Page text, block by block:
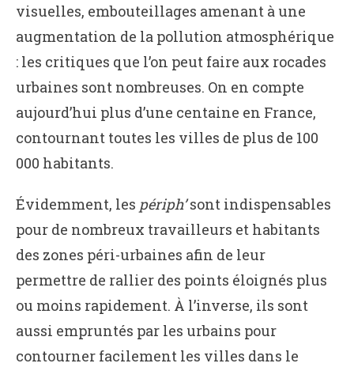
visuelles, embouteillages amenant à une
augmentation de la pollution atmosphérique
: les critiques que l’on peut faire aux rocades
urbaines sont nombreuses. On en compte
aujourd’hui plus d’une centaine en France,
contournant toutes les villes de plus de 100
000 habitants.
Évidemment, les périph’sont indispensables
pour de nombreux travailleurs et habitants
des zones péri-urbaines afin de leur
permettre de rallier des points éloignés plus
ou moins rapidement. À l’inverse, ils sont
aussi empruntés par les urbains pour
contourner facilement les villes dans le